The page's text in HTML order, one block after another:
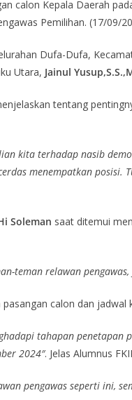
calon Kepala Daerah
Pemilihan. (17/09/
Dufa-Dufa,
Utara, Jainul
tentang
kita terhadap nasib
menempatkan
Soleman saat ditemui
teman relawan
calon dan
tahapan
2024″. Jelas Alumnus
pengawas seperti ini,